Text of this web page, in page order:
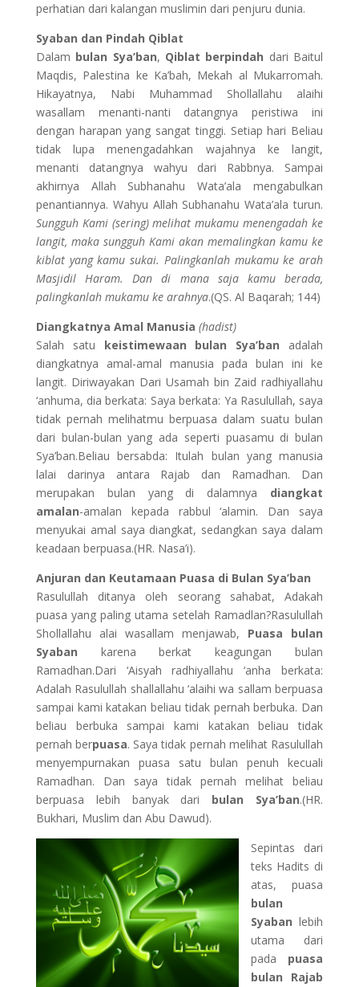
perhatian dari kalangan muslimin dari penjuru dunia.
Syaban dan Pindah Qiblat
Dalam bulan Sya’ban, Qiblat berpindah dari Baitul
Maqdis, Palestina ke Ka’bah, Mekah al Mukarromah.
Hikayatnya, Nabi Muhammad Shollallahu alaihi
wasallam menanti-nanti datangnya peristiwa ini
dengan harapan yang sangat tinggi. Setiap hari Beliau
tidak lupa menengadahkan wajahnya ke langit,
menanti datangnya wahyu dari Rabbnya. Sampai
akhirnya Allah Subhanahu Wata’ala mengabulkan
penantiannya. Wahyu Allah Subhanahu Wata’ala turun.
Sungguh Kami (sering) melihat mukamu menengadah ke
langit, maka sungguh Kami akan memalingkan kamu ke
kiblat yang kamu sukai. Palingkanlah mukamu ke arah
Masjidil Haram. Dan di mana saja kamu berada,
palingkanlah mukamu ke arahnya.(QS. Al Baqarah; 144)
Diangkatnya Amal Manusia (hadist)
Salah satu keistimewaan bulan Sya’ban adalah
diangkatnya amal-amal manusia pada bulan ini ke
langit. Diriwayakan Dari Usamah bin Zaid radhiyallahu
‘anhuma, dia berkata: Saya berkata: Ya Rasulullah, saya
tidak pernah melihatmu berpuasa dalam suatu bulan
dari bulan-bulan yang ada seperti puasamu di bulan
Sya’ban.Beliau bersabda: Itulah bulan yang manusia
lalai darinya antara Rajab dan Ramadhan. Dan
merupakan bulan yang di dalamnya diangkat
amalan-amalan kepada rabbul ‘alamin. Dan saya
menyukai amal saya diangkat, sedangkan saya dalam
keadaan berpuasa.(HR. Nasa’i).
Anjuran dan Keutamaan Puasa di Bulan Sya’ban
Rasulullah ditanya oleh seorang sahabat, Adakah
puasa yang paling utama setelah Ramadlan?Rasulullah
Shollallahu alai wasallam menjawab, Puasa bulan
Syaban karena berkat keagungan bulan
Ramadhan.Dari ‘Aisyah radhiyallahu ‘anha berkata:
Adalah Rasulullah shallallahu ‘alaihi wa sallam berpuasa
sampai kami katakan beliau tidak pernah berbuka. Dan
beliau berbuka sampai kami katakan beliau tidak
pernah berpuasa. Saya tidak pernah melihat Rasulullah
menyempurnakan puasa satu bulan penuh kecuali
Ramadhan. Dan saya tidak pernah melihat beliau
berpuasa lebih banyak dari bulan Sya’ban.(HR.
Bukhari, Muslim dan Abu Dawud).
Sepintas dari
teks Hadits di
atas, puasa
bulan
Syaban lebih
utama dari
pada puasa
bulan Rajab